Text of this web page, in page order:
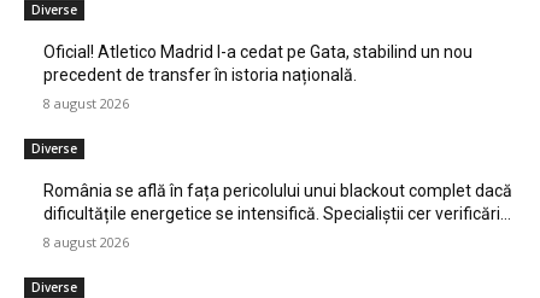
Diverse
Oficial! Atletico Madrid l-a cedat pe Gata, stabilind un nou
precedent de transfer în istoria națională.
8 august 2026
Diverse
România se află în fața pericolului unui blackout complet dacă
dificultățile energetice se intensifică. Specialiștii cer verificări…
8 august 2026
Diverse